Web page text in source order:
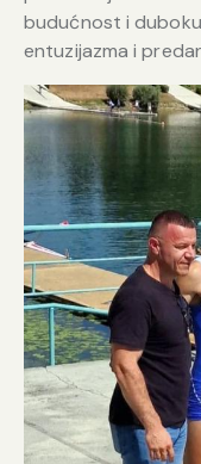
budućnost i
entuzijazma i